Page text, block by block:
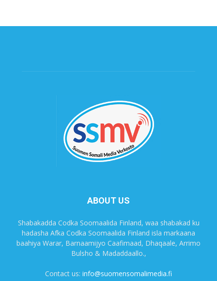
ABOUT US
Shabakadda Codka Soomaalida Finland, waa shabakad ku
hadasha Afka Codka Soomaalida Finland isla markaana
baahiya Warar, Barnaamijyo Caafimaad, Dhaqaale, Arrimo
Bulsho & Madaddaallo.,
Contact us: info@suomensomalimedia.fi